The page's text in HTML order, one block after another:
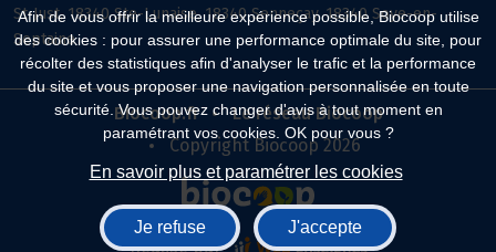
Afin de vous offrir la meilleure expérience possible, Biocoop utilise
des cookies : pour assurer une performance optimale du site, pour
récolter des statistiques afin d'analyser le trafic et la performance
du site et vous proposer une navigation personnalisée en toute
sécurité. Vous pouvez changer d'avis à tout moment en
paramétrant vos cookies. OK pour vous ?
En savoir plus et paramétrer les cookies
Je refuse J'accepte
St-Just, 18340 Ste-Lunaise, 18340 Senneçay, 18340 Soye-en-
Septaine
Biocoop.fr
Le réseau Biocoop
Copyright Biocoop 2026
Réalisé par